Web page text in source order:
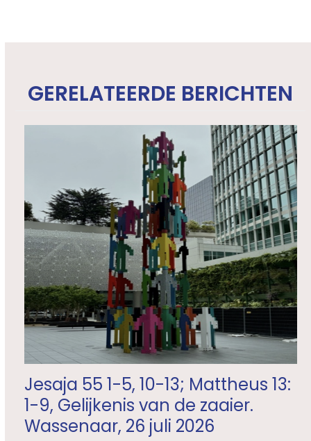
GERELATEERDE BERICHTEN
Jesaja 55 1-5, 10-13; Mattheus 13:
1-9, Gelijkenis van de zaaier.
Wassenaar, 26 juli 2026